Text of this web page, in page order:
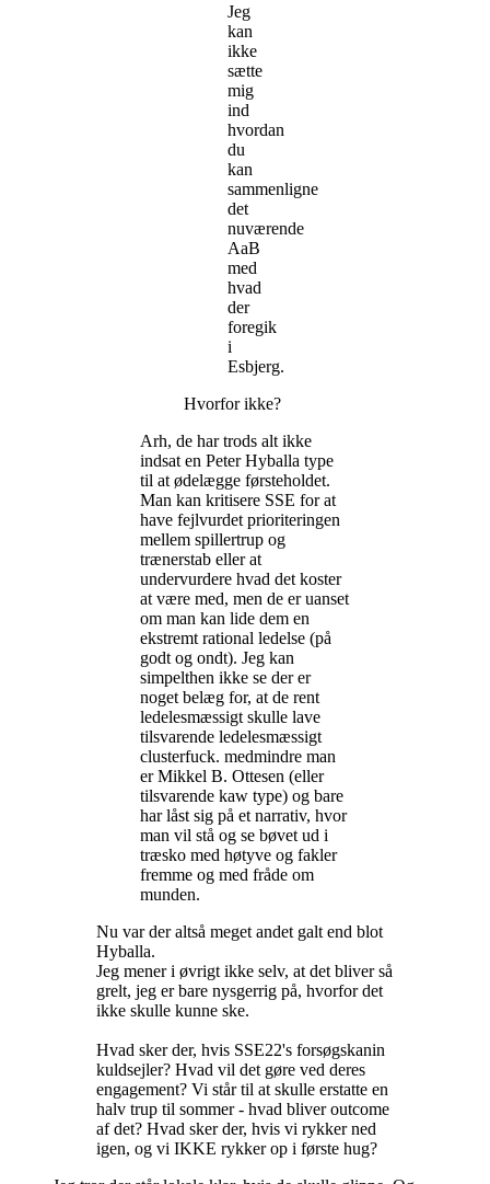
Jeg
kan
ikke
sætte
mig
ind
hvordan
du
kan
sammenligne
det
nuværende
AaB
med
hvad
der
foregik
i
Esbjerg.
Hvorfor ikke?
Arh, de har trods alt ikke
indsat en Peter Hyballa type
til at ødelægge førsteholdet.
Man kan kritisere SSE for at
have fejlvurdet prioriteringen
mellem spillertrup og
trænerstab eller at
undervurdere hvad det koster
at være med, men de er uanset
om man kan lide dem en
ekstremt rational ledelse (på
godt og ondt). Jeg kan
simpelthen ikke se der er
noget belæg for, at de rent
ledelesmæssigt skulle lave
tilsvarende ledelesmæssigt
clusterfuck. medmindre man
er Mikkel B. Ottesen (eller
tilsvarende kaw type) og bare
har låst sig på et narrativ, hvor
man vil stå og se bøvet ud i
træsko med høtyve og fakler
fremme og med fråde om
munden.
Nu var der altså meget andet galt end blot
Hyballa.
Jeg mener i øvrigt ikke selv, at det bliver så
grelt, jeg er bare nysgerrig på, hvorfor det
ikke skulle kunne ske.
Hvad sker der, hvis SSE22's forsøgskanin
kuldsejler? Hvad vil det gøre ved deres
engagement? Vi står til at skulle erstatte en
halv trup til sommer - hvad bliver outcome
af det? Hvad sker der, hvis vi rykker ned
igen, og vi IKKE rykker op i første hug?